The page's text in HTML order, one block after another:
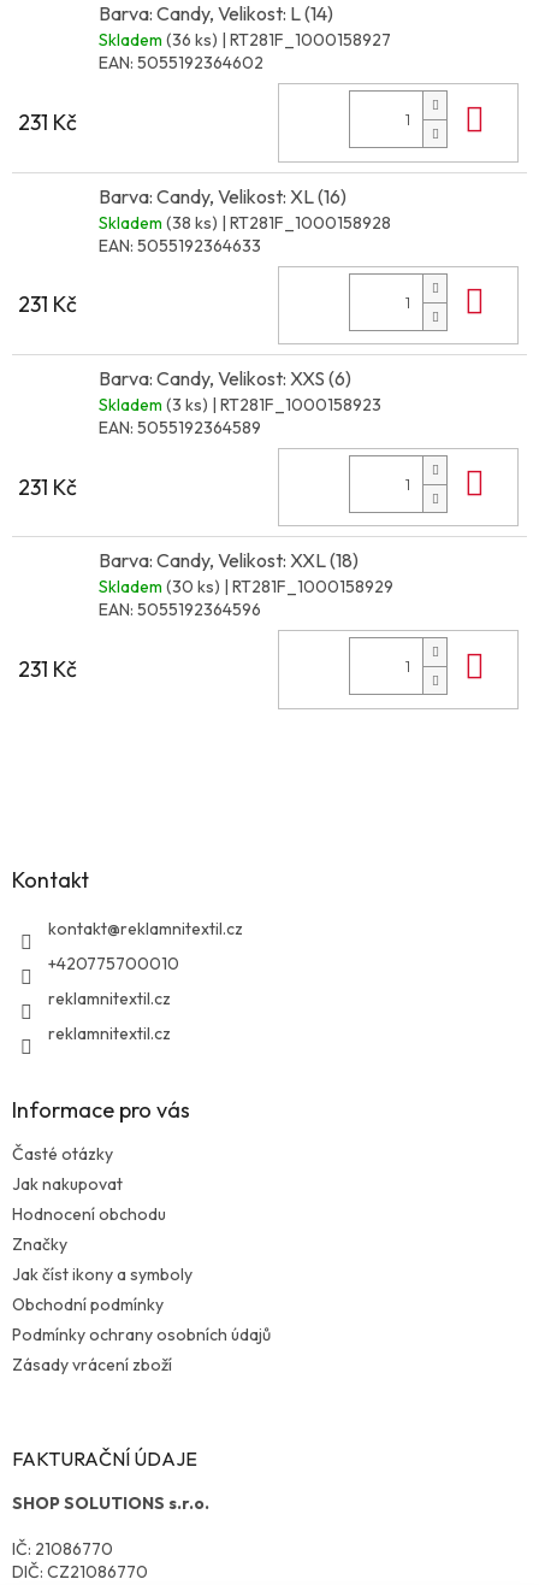
Barva: Candy, Velikost: L (14)
Skladem (36 ks) | RT281F_1000158927
EAN: 5055192364602
231 Kč
Barva: Candy, Velikost: XL (16)
Skladem (38 ks) | RT281F_1000158928
EAN: 5055192364633
231 Kč
Barva: Candy, Velikost: XXS (6)
Skladem (3 ks) | RT281F_1000158923
EAN: 5055192364589
231 Kč
Barva: Candy, Velikost: XXL (18)
Skladem (30 ks) | RT281F_1000158929
EAN: 5055192364596
231 Kč
Kontakt
kontakt@reklamnitextil.cz
+420775700010
reklamnitextil.cz
reklamnitextil.cz
Informace pro vás
Časté otázky
Jak nakupovat
Hodnocení obchodu
Značky
Jak číst ikony a symboly
Obchodní podmínky
Podmínky ochrany osobních údajů
Zásady vrácení zboží
FAKTURAČNÍ ÚDAJE
SHOP SOLUTIONS s.r.o.
IČ: 21086770
DIČ: CZ21086770